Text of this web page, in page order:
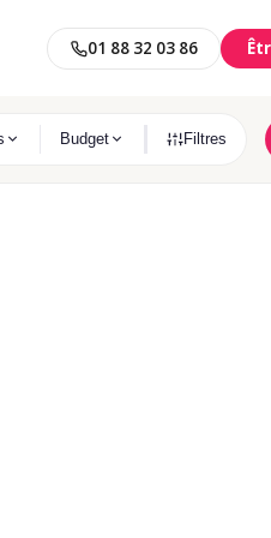
01 88 32 03 86
Saint-Maur-Des-
Budget Filtres